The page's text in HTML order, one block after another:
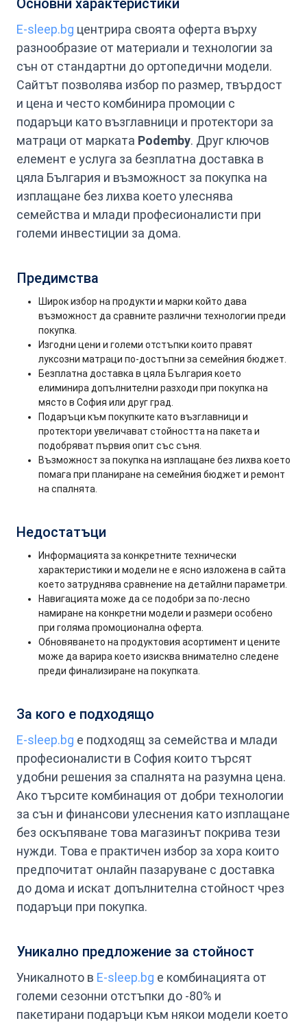
Основни характеристики
E-sleep.bg центрира своята оферта върху
разнообразие от материали и технологии за
сън от стандартни до ортопедични модели.
Сайтът позволява избор по размер, твърдост
и цена и често комбинира промоции с
подаръци като възглавници и протектори за
матраци от марката Podemby. Друг ключов
елемент е услуга за безплатна доставка в
цяла България и възможност за покупка на
изплащане без лихва което улеснява
семейства и млади професионалисти при
големи инвестиции за дома.
Предимства
Широк избор на продукти и марки който дава
възможност да сравните различни технологии преди
покупка.
Изгодни цени и големи отстъпки които правят
луксозни матраци по-достъпни за семейния бюджет.
Безплатна доставка в цяла България което
елиминира допълнителни разходи при покупка на
място в София или друг град.
Подаръци към покупките като възглавници и
протектори увеличават стойността на пакета и
подобряват първия опит със съня.
Възможност за покупка на изплащане без лихва което
помага при планиране на семейния бюджет и ремонт
на спалнята.
Недостатъци
Информацията за конкретните технически
характеристики и модели не е ясно изложена в сайта
което затруднява сравнение на детайлни параметри.
Навигацията може да се подобри за по-лесно
намиране на конкретни модели и размери особено
при голяма промоционална оферта.
Обновяването на продуктовия асортимент и цените
може да варира което изисква внимателно следене
преди финализиране на покупката.
За кого е подходящо
E-sleep.bg е подходящ за семейства и млади
професионалисти в София които търсят
удобни решения за спалнята на разумна цена.
Ако търсите комбинация от добри технологии
за сън и финансови улеснения като изплащане
без оскъпяване това магазинът покрива тези
нужди. Това е практичен избор за хора които
предпочитат онлайн пазаруване с доставка
до дома и искат допълнителна стойност чрез
подаръци при покупка.
Уникално предложение за стойност
Уникалното в E-sleep.bg е комбинацията от
големи сезонни отстъпки до -80% и
пакетирани подаръци към някои модели което